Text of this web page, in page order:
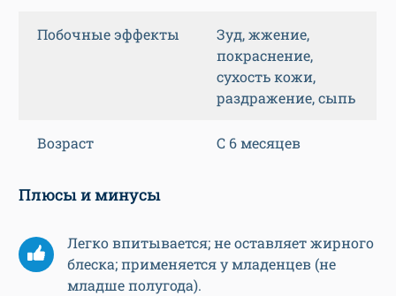
Побочные эффекты
Зуд, жжение,
покраснение,
сухость кожи,
раздражение, сыпь
Возраст С 6 месяцев
Плюсы и минусы
Легко впитывается; не оставляет жирного
блеска; применяется у младенцев (не
младше полугода).